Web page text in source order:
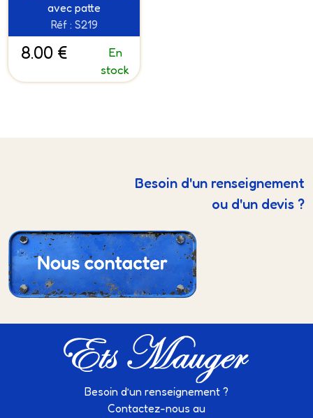
avec patte
Réf : S219
8.00 €
En
stock
Besoin d'un renseignement
ou d'un devis ?
Besoin d’un renseignement ?
Contactez-nous au